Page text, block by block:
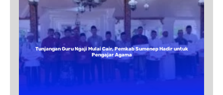
Tunjangan Guru Ngaji Mulai Cair, Pemkab Sumenep Hadir untuk
Pengajar Agama